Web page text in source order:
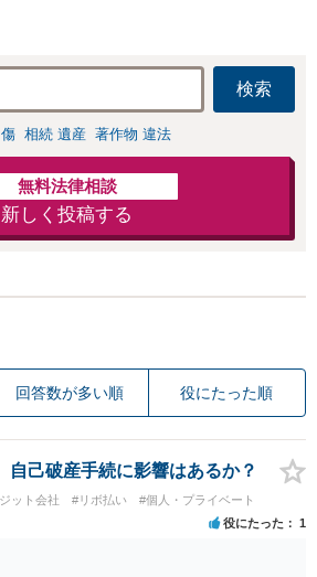
検索
相続 遺産 著作物 違法
無料法律相談
新しく投稿する
回答数が多い順 役にたった順
自己破産手続に影響はあるか？
ット会社 #リボ払い #個人・プライベート
役にたった 1